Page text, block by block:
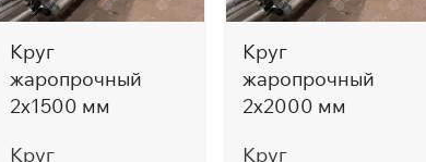
Круг
жаропрочный
2х1500 мм
Круг
Круг
жаропрочный
2х2000 мм
Круг